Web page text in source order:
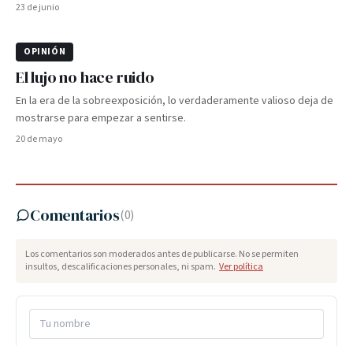
23 de junio
OPINIÓN
El lujo no hace ruido
En la era de la sobreexposición, lo verdaderamente valioso deja de
mostrarse para empezar a sentirse.
20 de mayo
Comentarios(0)
Los comentarios son moderados antes de publicarse. No se permiten
insultos, descalificaciones personales, ni spam. Ver política